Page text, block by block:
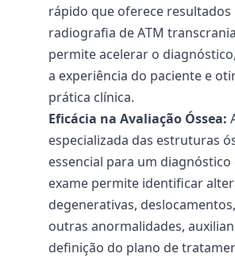
rápido que oferece resultados
radiografia de ATM
permite acelerar o
a experiência do paciente e
prática clínica.
Eficácia na Avaliação Óssea:
especializada das estruturas
essencial para um
exame permite identificar
degenerativas,
outras anormalidades,
definição do plano de